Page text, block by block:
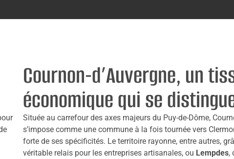
Cournon-d’Auvergne, un
économique qui se
Située au carrefour des axes majeurs du Puy-de-Dôme,
s’impose comme une commune à la fois tournée vers
forte de ses spécificités. Le territoire rayonne, entre autres,
véritable relais pour les entreprises artisanales, ou Lempdes,